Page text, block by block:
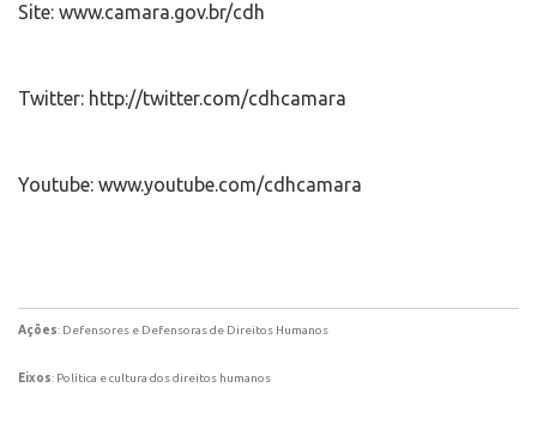
Site: www.camara.gov.br/cdh
Twitter: http://twitter.com/cdhcamara
Youtube: www.youtube.com/cdhcamara
Ações: Defensores e Defensoras de Direitos Humanos
Eixos: Política e cultura dos direitos humanos